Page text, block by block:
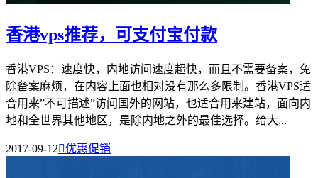
香港vps推荐，可支付宝付款
香港VPS：速度快，内地访问速度超快，而且不需要备案，免
除备案麻烦，在内容上面也相对没有那么多限制。香港VPS适
合用来”不可描述”访问国外的网站，也适合用来建站，面向内
地和全世界其他地区，是除内地之外的最佳选择。给大...
2017-09-12优惠促销